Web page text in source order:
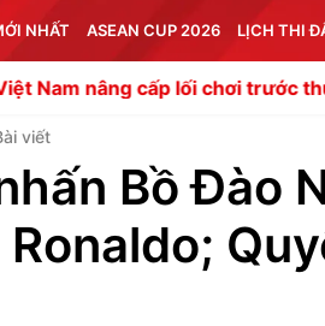
NHẤT ASEAN CUP 2026 LỊCH THI
cấp lối chơi trước thử thách bán
viết
Bồ Đào
Ronaldo;